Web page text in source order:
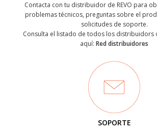
Contacta con tu distribuidor de REVO para
problemas técnicos, preguntas sobre el
solicitudes de soporte.
Consulta el listado de todos los distribuidors
aquí: Red distribuidores
SOPORTE